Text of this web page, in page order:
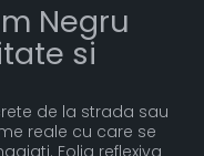
Negru
si
de la strada sau
reale cu care se
Folia reflexiva